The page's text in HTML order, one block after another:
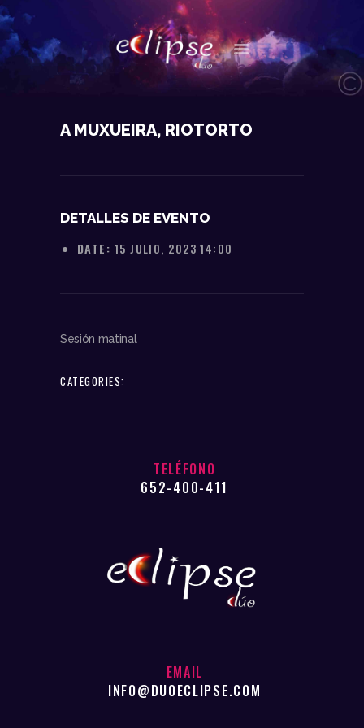
DATOS TÉCNICOS
CONTACTO
A MUXUEIRA, RIOTORTO
DETALLES DE EVENTO
DATE: 15 JULIO, 2023 14:00
Sesión matinal
CATEGORIES:
TELÉFONO
652-400-411
EMAIL
INFO@DUOECLIPSE.COM